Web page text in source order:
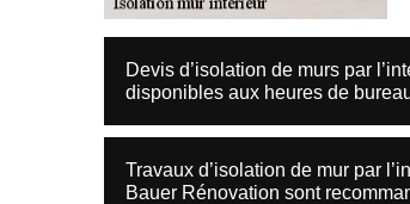
Devis d’isolation de murs par
disponibles aux heures de
Travaux d’isolation de mur par
Bauer Rénovation sont